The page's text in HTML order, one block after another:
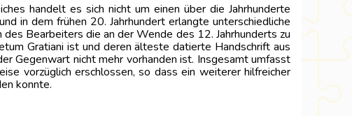
handelt es sich nicht um einen über die Jahrhunderte
in dem frühen 20. Jahrhundert erlangte unterschiedliche
Bearbeiters die an der Wende des 12. Jahrhunderts zu
Gratiani ist und deren älteste datierte Handschrift aus
Gegenwart nicht mehr vorhanden ist. Insgesamt umfasst
vorzüglich erschlossen, so dass ein weiterer hilfreicher
konnte.